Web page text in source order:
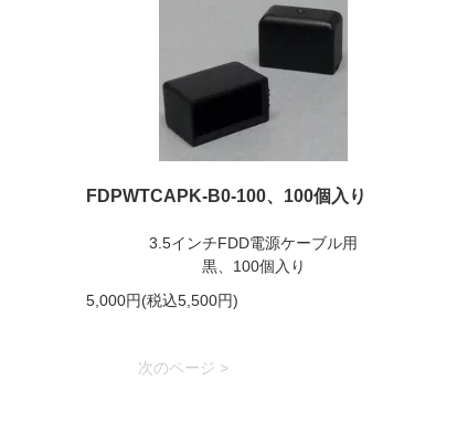
FDPWTCAPK-B0-100、100個入り
3.5インチFDD電源ケーブル用
黒、100個入り
5,000円(税込5,500円)
次のページ >